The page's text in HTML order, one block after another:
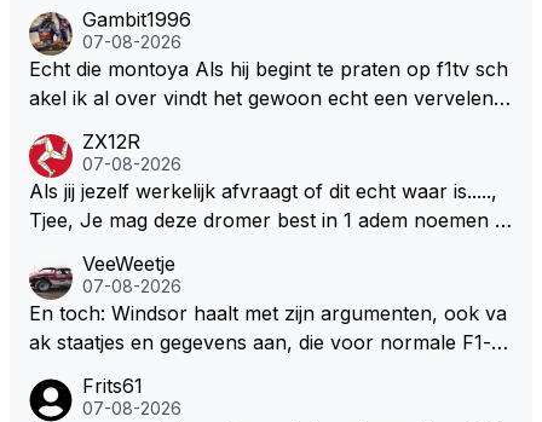
milton, hahahaha. Latifi pakt ze allemaal met de oge
n dicht met als onbetwiste nummer 2 of GOATINES
S Lawson natuurlijk 😂😂😂😂😂
Gambit1996
07-08-2026
Echt die montoya Als hij begint te praten op f1tv sch
akel ik al over vindt het gewoon echt een vervelend
weet 🤮🤮
ZX12R
07-08-2026
Als jij jezelf werkelijk afvraagt of dit echt waar is.....,
Tjee, Je mag deze dromer best in 1 adem noemen m
aar voordragen uit eigen geest. Kan mij voorstellen d
at je het leuk vindt sprookjes te luisteren maar heb jij
jezelf dan ook wel eens afgevraagd of de dappere b
ze wolff gesneden heeft?
VeeWeetje
07-08-2026
En toch: Windsor haalt met zijn argumenten, ook va
ak staatjes en gegevens aan, die voor normale F1-fa
okies made of your own dough" 🤣
Frits61
07-08-2026